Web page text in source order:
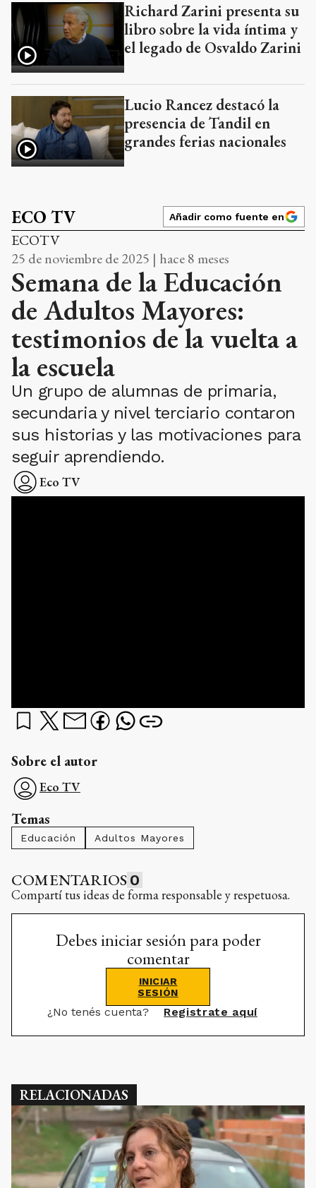
Richard Zarini presenta su
libro sobre la vida íntima y
el legado de Osvaldo Zarini
Lucio Rancez destacó la
presencia de Tandil en
grandes ferias nacionales
ECO TV Añadir como fuente en
ECOTV
25 de noviembre de 2025 | hace 8 meses
Semana de la Educación
de Adultos Mayores:
testimonios de la vuelta a
la escuela
Un grupo de alumnas de primaria,
secundaria y nivel terciario contaron
sus historias y las motivaciones para
seguir aprendiendo.
Eco TV
Sobre el autor
Eco TV
Temas
Educación Adultos Mayores
COMENTARIOS 0
Compartí tus ideas de forma responsable y respetuosa.
Debes iniciar sesión para poder
comentar
INICIAR
SESIÓN
¿No tenés cuenta? Registrate aquí
RELACIONADAS